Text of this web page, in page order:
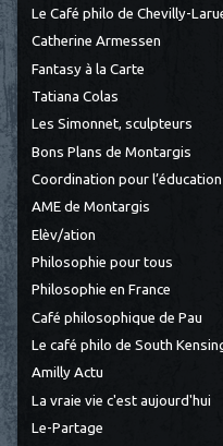
Le Café philo de Chevilly-
Catherine Armessen
Fantasy à la Carte
Tatiana Colas
Les Simonnet, sculpteurs
Bons Plans de Montargis
Coordination pour
AME de Montargis
Elèv/ation
Philosophie pour tous
Philosophie en France
Café philosophique de Pau
Le café philo de South
Amilly Actu
La vraie vie c'est aujourd'hui
Le-Partage